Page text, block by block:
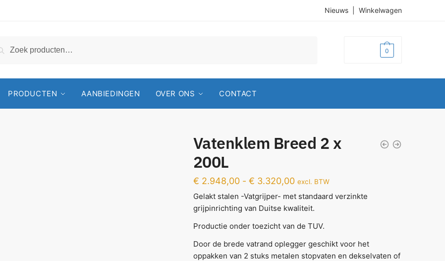
Nieuws Winkelwagen
Zoeken 0
PRODUCTEN AANBIEDINGEN OVER ONS CONTACT
Vatenklem Breed 2 x
200L
€ 2.948,00 - € 3.320,00 excl. BTW
Gelakt stalen -Vatgrijper- met standaard verzinkte
grijpinrichting van Duitse kwaliteit.
Productie onder toezicht van de TUV.
Door de brede vatrand oplegger geschikt voor het
oppakken van 2 stuks metalen stopvaten en dekselvaten of